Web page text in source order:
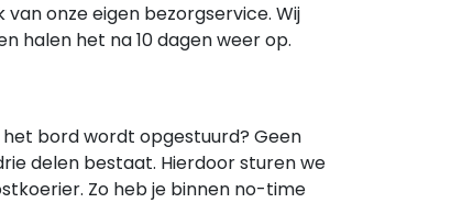
onze eigen bezorgservice. Wij
halen het na 10 dagen weer op.
bord wordt opgestuurd? Geen
delen bestaat. Hierdoor sturen we
Zo heb je binnen no-time